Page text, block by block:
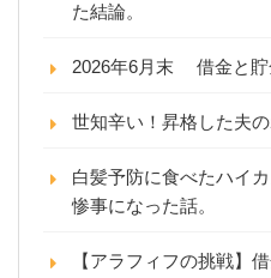
た結論。
2026年6月末 借金と貯
世知辛い！昇格した夫
白髪予防に食べたハイ
惨事になった話。
【アラフィフの挑戦】